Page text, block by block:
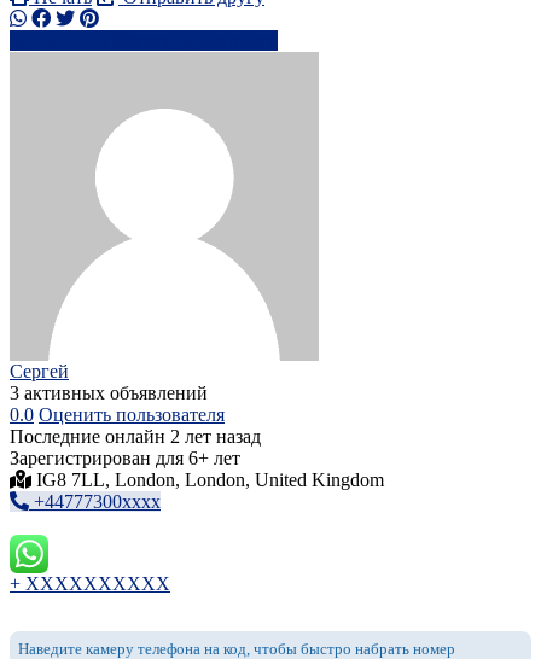
Сергей
3 активных объявлений
0.0 Оценить пользователя
Последние онлайн 2 лет назад
Зарегистрирован для 6+ лет
IG8 7LL, London, London, United Kingdom
+44777300xxxx
+ XXXXXXXXXX
Наведите камеру телефона на код, чтобы быстро набрать номер